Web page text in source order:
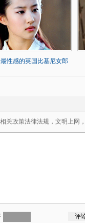
性感的英国比基尼女郎
关政策法律法规，文明上网